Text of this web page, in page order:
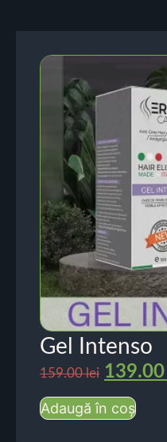
Gel Intenso
159.00lei 139.00
Adaugă în coș